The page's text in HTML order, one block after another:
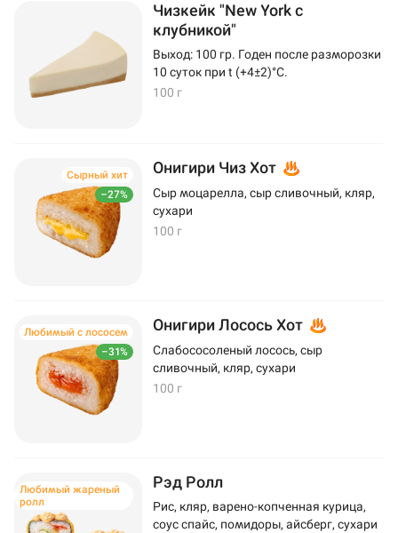
Чизкейк "New York с
клубникой"
Выход: 100 гр. Годен после разморозки
10 суток при t (+4±2)°C.
100 г
–27%
Сырный хит Онигири Чиз Хот
Сыр моцарелла, сыр сливочный, кляр,
сухари
100 г
–31%
Любимый с лососем Онигири Лосось Хот
Слабососоленый лосось, сыр
сливочный, кляр, сухари
100 г
Любимый жареный
ролл
Рэд Ролл
Рис, кляр, варено-копченная курица,
соус спайс, помидоры, айсберг, сухари